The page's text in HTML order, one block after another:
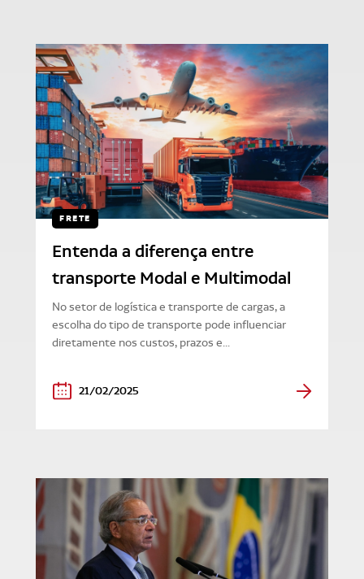
FRETE
Entenda a diferença entre
transporte Modal e Multimodal
No setor de logística e transporte de cargas, a
escolha do tipo de transporte pode influenciar
diretamente nos custos, prazos e...
21/02/2025